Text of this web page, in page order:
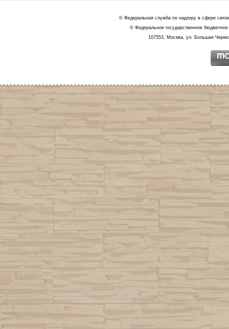
© Федеральная служба по надзору в сфере
© Федеральное государственное
107553, Москва, ул. Большая